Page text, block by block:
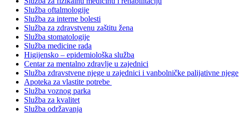
Služba oftalmologije
Služba za interne bolesti
Služba za zdravstvenu zaštitu žena
Služba stomatologije
Služba medicine rada
Higijensko – epidemiološka služba
Centar za mentalno zdravlje u zajednici
Služba zdravstvene njege u zajednici i vanbolničke palijativne njege
Apoteka za vlastite potrebe
Služba voznog parka
Služba za kvalitet
Služba održavanja